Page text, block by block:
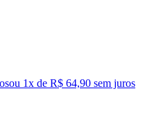
ou 1x de R$ 64,90 sem juros